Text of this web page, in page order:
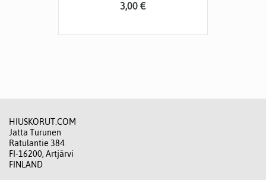
3,00 €
HIUSKORUT.COM
Jatta Turunen
Ratulantie 384
FI-16200, Artjärvi
FINLAND